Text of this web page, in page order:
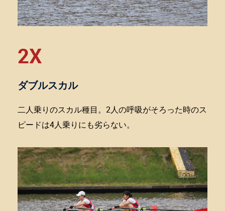
2X
ダブルスカル
二人乗りのスカル種目。2人の呼吸がそろった時のス
ピードは4人乗りにも劣らない。